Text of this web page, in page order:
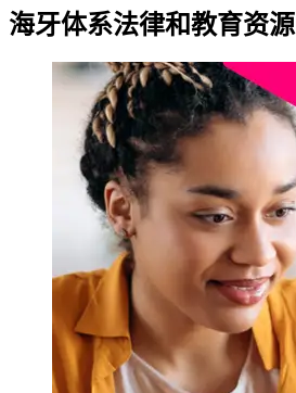
海牙体系法律和教育资源